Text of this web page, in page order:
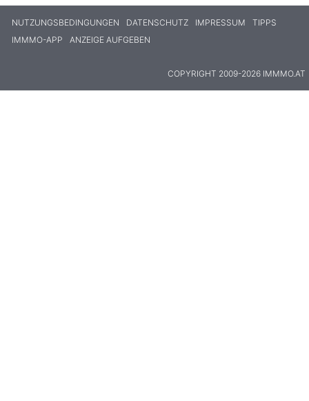
NUTZUNGSBEDINGUNGEN DATENSCHUTZ IMPRESSUM
TIPPS
IMMMO-APP
ANZEIGE AUFGEBEN
COPYRIGHT 2009-2026 IMMMO.AT